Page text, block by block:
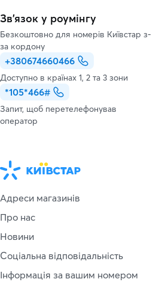
Зв’язок у роумінгу
Безкоштовно для номерів Київстар з-
за кордону
+380674660466
Доступно в країнах 1, 2 та 3 зони
*105*466#
Запит, щоб перетелефонував
оператор
Адреси магазинів
Про нас
Новини
Соціальна відповідальність
Інформація за вашим номером